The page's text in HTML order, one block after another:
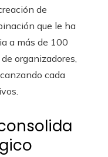
de
que le ha
a más de 100
organizadores,
cada